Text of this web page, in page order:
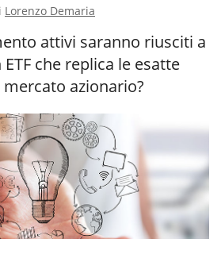
Lorenzo Demaria
attivi saranno riusciti a
che replica le esatte
azionario?